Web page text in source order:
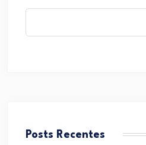
Posts Recentes